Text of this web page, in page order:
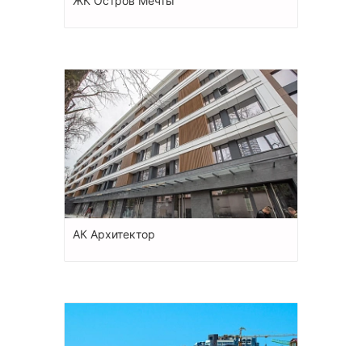
АК Архитектор